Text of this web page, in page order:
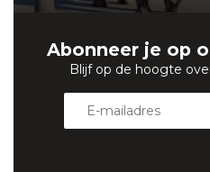
Abonneer je op
Blijf op de hoogte